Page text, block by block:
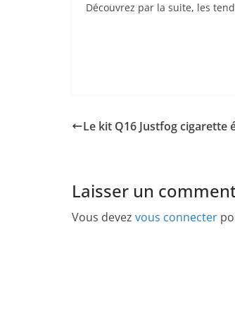
Découvrez par la suite, les
Le kit Q16 Justfog cigarette
Laisser un
Vous devez vous connecter